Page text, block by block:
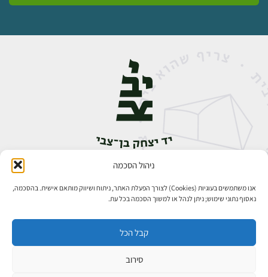
ניהול הסכמה
אנו משתמשים בעוגיות (Cookies) לצורך הפעלת האתר, ניתוח ושיווק מותאם אישית. בהסכמה,
נאסוף נתוני שימוש; ניתן לנהל או למשוך הסכמה בכל עת.
קבל הכל
סירוב
אבן גבירול 14, רחביה, ירושלים